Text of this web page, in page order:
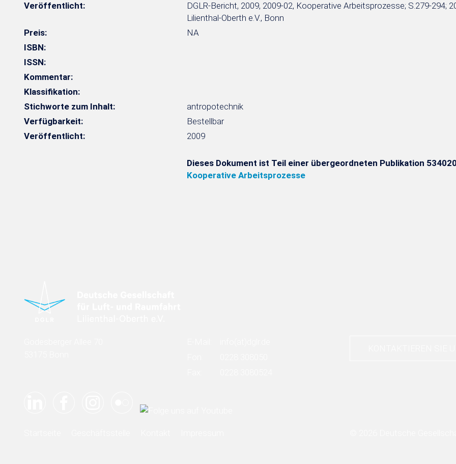
Veröffentlicht:
DGLR-Bericht, 2009, 2009-02, Kooperative Arbeitsprozesse; S.279-
Lilienthal-Oberth e.V., Bonn
Preis:
NA
ISBN:
ISSN:
Kommentar:
Klassifikation:
Stichworte zum Inhalt:
antropotechnik
Verfügbarkeit:
Bestellbar
Veröffentlicht:
2009
Dieses Dokument ist Teil einer übergeordneten Publikation
Kooperative Arbeitsprozesse